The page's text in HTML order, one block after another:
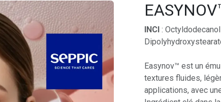
INCI :
Easynov™ est un
textures fluides,
applications, avec